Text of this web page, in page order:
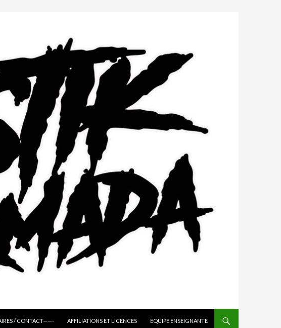
/ CONTACT——-
AFFILIATIONS ET LICENCES EQUIPE ENSEIGNANTE